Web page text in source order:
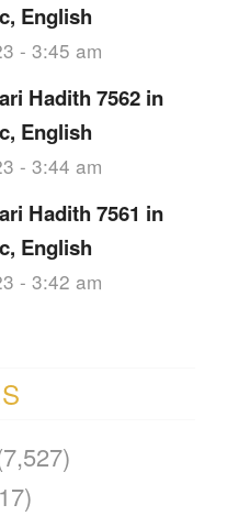
English
- 3:45 am
Hadith 7562 in
English
- 3:44 am
Hadith 7561 in
English
- 3:42 am